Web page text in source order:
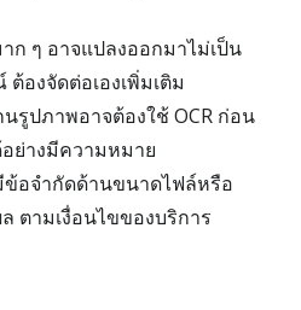
ก ๆ อาจแปลงออกมาไม่เป็น
องจัดต่อเองเพิ่มเติม
รูปภาพอาจต้องใช้ OCR ก่อน
ย่างมีความหมาย
ข้อจำกัดด้านขนาดไฟล์หรือ
ตามเงื่อนไขของบริการ